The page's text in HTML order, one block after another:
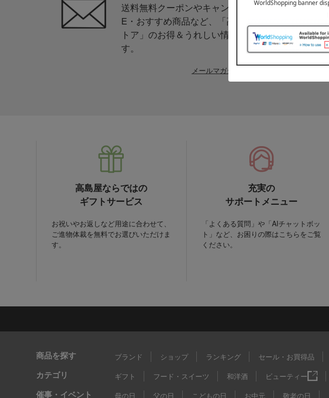
送料無料クーポンやキャンペーン、新着・SAL
E・おすすめ商品など、「高島屋オンラインス
トア」のお得＆うれしい情報をお届けいたしま
す。
メールマガジンについて詳しく見る
高島屋ならではの
ギフトサービス
お祝いやお返しなど用途に合わせて、
ご進物体裁を無料でお選びいただけま
す。
充実の
サポートメニュー
「よくある質問」や「AIチャットボッ
ト」など、お困りの際はこちらをご覧
ください。
商品を探す ブランド ショップ ランキング セール・お買得品
カテゴリ ギフト フード・スイーツ 和洋酒 ビューティー
催事・イベント 母の日 父の日 こどもの日 お中元 敬老の日